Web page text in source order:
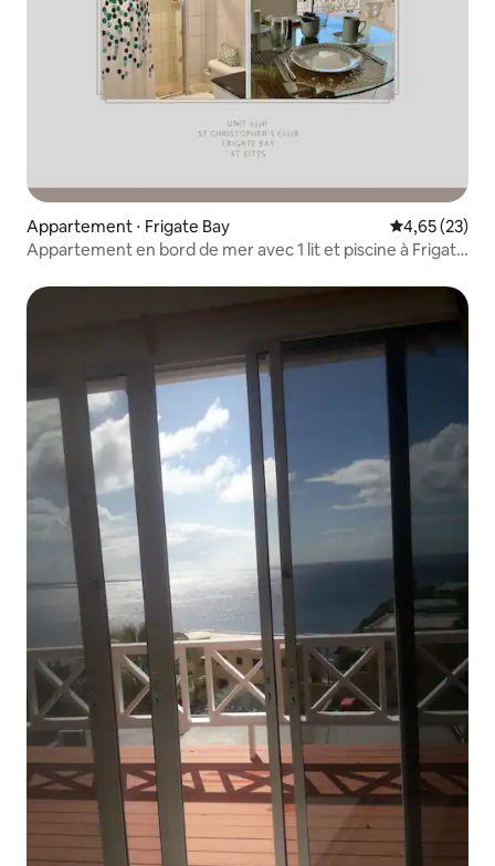
Appartement ⋅ Frigate Bay Évaluation
4,65 (23)
Appartement en bord de mer avec 1 lit et piscine à Frigate